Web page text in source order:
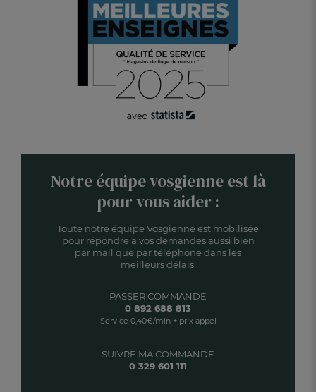
Notre équipe vosgienne est là
pour vous aider :
Toute notre équipe Vosgienne est mobilisée
pour répondre à vos demandes aussi bien
par mail que par téléphone dans les
meilleurs délais.
SUIVRE MA COMMANDE
0 329 601 111
PASSER COMMANDE
0 892 688 813
Service 0,40€/min + prix appel